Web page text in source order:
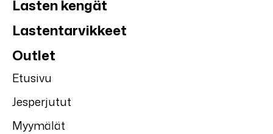
Lasten kengät
Lastentarvikkeet
Outlet
Etusivu
Jesperjutut
Myymälät